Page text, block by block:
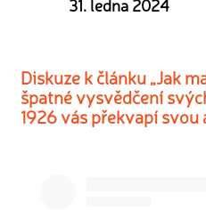
31. ledna 2024
Diskuze k článku „Jak
špatné vysvědčení
1926 vás překvapí svou